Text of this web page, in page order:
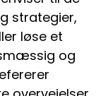
strategier,
løse et
og